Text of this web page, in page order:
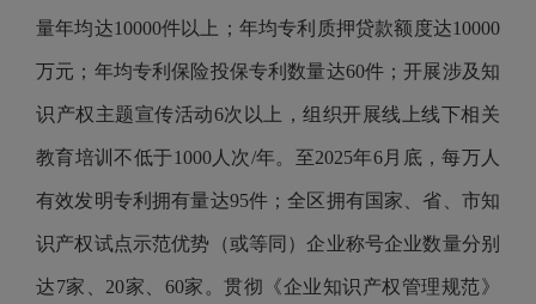
量年均达10000件以上；年均专利质押贷款额度达10000
万元；年均专利保险投保专利数量达60件；开展涉及知
识产权主题宣传活动6次以上，组织开展线上线下相关
教育培训不低于1000人次/年。至2025年6月底，每万人
有效发明专利拥有量达95件；全区拥有国家、省、市知
识产权试点示范优势（或等同）企业称号企业数量分别
达7家、20家、60家。贯彻《企业知识产权管理规范》